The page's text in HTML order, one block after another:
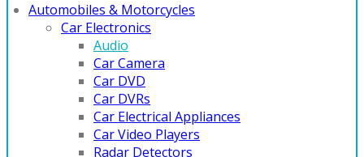
Automobiles & Motorcycles
Car Electronics
Audio
Car Camera
Car DVD
Car DVRs
Car Electrical Appliances
Car Video Players
Radar Detectors